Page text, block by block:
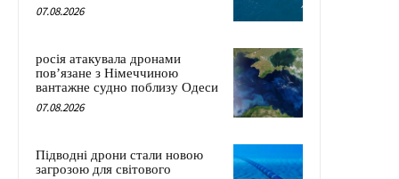
07.08.2026
росія атакувала дронами
пов’язане з Німеччиною
вантажне судно поблизу Одеси
07.08.2026
Підводні дрони стали новою
загрозою для світового